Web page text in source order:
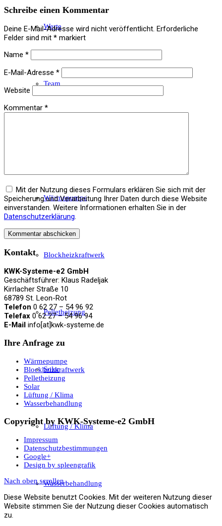
Werte
Team
Wärmepumpe
Blockheizkraftwerk
Pelletheizung
Solar
Lüftung / Klima
Wasserbehandlung
Schreibe einen Kommentar
Deine E-Mail-Adresse wird nicht veröffentlicht. Erforderliche
Felder sind mit * markiert
Name *
E-Mail-Adresse *
Website
Kommentar *
Mit der Nutzung dieses Formulars erklären Sie sich mit der
Speicherung und Verarbeitung Ihrer Daten durch diese Website
einverstanden. Weitere Informationen erhalten Sie in der
Datenschutzerklärung
Kontakt
KWK-Systeme-e2 GmbH
Geschäftsführer: Klaus Radeljak
Kirrlacher Straße 10
68789 St. Leon-Rot
Telefon 0 62 27 – 54 96 92
Telefax 0 62 27 – 54 96 94
E-Mail info[at]kwk-systeme.de
Ihre Anfrage zu
Wärmepumpe
Blockheizkraftwerk
Pelletheizung
Solar
Lüftung / Klima
Wasserbehandlung
Copyright by KWK-Systeme-e2 GmbH
Impressum
Datenschutzbestimmungen
Google+
Design by spleengrafik
Nach oben scrollen
Diese Website benutzt Cookies. Mit der weiteren Nutzung dieser
Website stimmen Sie der Nutzung dieser Cookies automatisch
zu.